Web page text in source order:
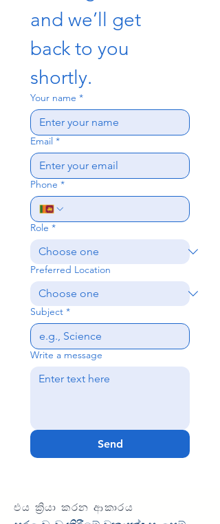
and we’ll get
back to you
shortly.
Your name *
Email *
Phone *
Role *
Preferred Location
Subject *
Write a message
Send
එය ක්‍රියා කරන ආකාරය